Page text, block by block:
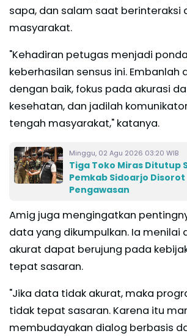
sapa, dan salam saat berinteraksi
masyarakat.
"Kehadiran petugas menjadi
keberhasilan sensus ini. Embanlah
dengan baik, fokus pada akurasi
kesehatan, dan jadilah
tengah masyarakat," katanya.
Minggu, 02 Agu 2026 03:20 WIB
Tiga Toko Miras Ditutup
Pemkab Sidoarjo Disorot
Pengawasan
Amig juga mengingatkan
data yang dikumpulkan. Ia menilai
akurat dapat berujung pada
tepat sasaran.
"Jika data tidak akurat, maka
tidak tepat sasaran. Karena itu
membudayakan dialog berbasis